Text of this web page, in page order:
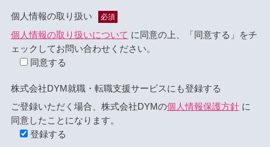
個人情報の取り扱い 必須
個人情報の取り扱いについて に同意の上、「同意する」をチ
ェックしてお問い合わせください。
同意する
株式会社DYM就職・転職支援サービスにも登録する
ご登録いただく場合、株式会社DYMの個人情報保護方針に
同意したことになります。
登録する